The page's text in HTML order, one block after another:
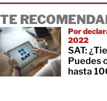
TE
Por
2022
SAT:
Puedes
hasta